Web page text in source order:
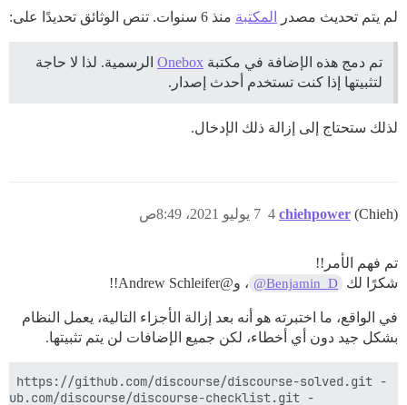
لم يتم تحديث مصدر المكتبة منذ 6 سنوات. تنص الوثائق تحديدًا على:
تم دمج هذه الإضافة في مكتبة Onebox الرسمية. لذا لا حاجة
لتثبيتها إذا كنت تستخدم أحدث إصدار.
لذلك ستحتاج إلى إزالة ذلك الإدخال.
chiehpower (Chieh) 7 يوليو 2021، 8:49ص 4
تم فهم الأمر!!
شكرًا لك
@Benjamin_D ، و@Andrew Schleifer!!
في الواقع، ما اختبرته هو أنه بعد إزالة الأجزاء التالية، يعمل النظام
بشكل جيد دون أي أخطاء، لكن جميع الإضافات لن يتم تثبيتها.